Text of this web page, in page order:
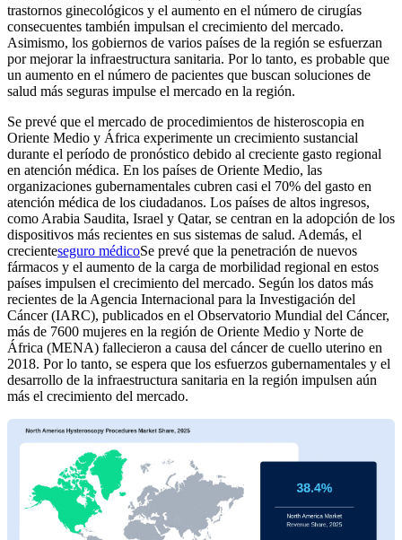
trastornos ginecológicos y el aumento en el número de cirugías
consecuentes también impulsan el crecimiento del mercado.
Asimismo, los gobiernos de varios países de la región se esfuerzan
por mejorar la infraestructura sanitaria. Por lo tanto, es probable que
un aumento en el número de pacientes que buscan soluciones de
salud más seguras impulse el mercado en la región.
Se prevé que el mercado de procedimientos de histeroscopia en
Oriente Medio y África experimente un crecimiento sustancial
durante el período de pronóstico debido al creciente gasto regional
en atención médica. En los países de Oriente Medio, las
organizaciones gubernamentales cubren casi el 70% del gasto en
atención médica de los ciudadanos. Los países de altos ingresos,
como Arabia Saudita, Israel y Qatar, se centran en la adopción de los
dispositivos más recientes en sus sistemas de salud. Además, el
crecienteseguro médicoSe prevé que la penetración de nuevos
fármacos y el aumento de la carga de morbilidad regional en estos
países impulsen el crecimiento del mercado. Según los datos más
recientes de la Agencia Internacional para la Investigación del
Cáncer (IARC), publicados en el Observatorio Mundial del Cáncer,
más de 7600 mujeres en la región de Oriente Medio y Norte de
África (MENA) fallecieron a causa del cáncer de cuello uterino en
2018. Por lo tanto, se espera que los esfuerzos gubernamentales y el
desarrollo de la infraestructura sanitaria en la región impulsen aún
más el crecimiento del mercado.